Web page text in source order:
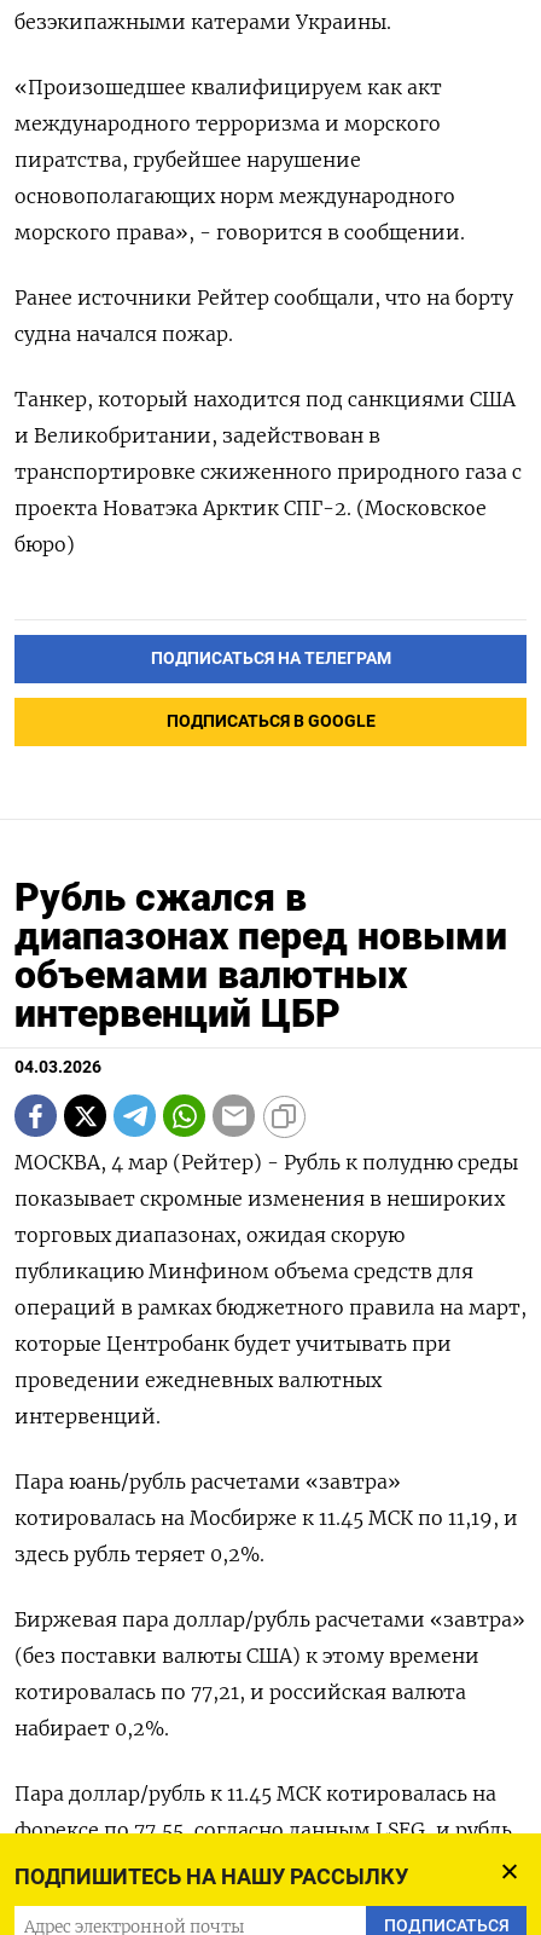
ПОДПИШИТЕСЬ НА НАШУ РАССЫЛКУ
ПОДПИСАТЬСЯ
безэкипажными катерами Украины.
«Произошедшее квалифицируем как ​акт ​
международного терроризма ‌и морского
пиратства, грубейшее ​нарушение
основополагающих норм международного
морского права», - говорится в сообщении.
Ранее источники Рейтер сообщали, что на борту
судна ​начался пожар.
Танкер, ⁠который находится под санкциями США
‌и Великобритании, задействован в
‌транспортировке сжиженного природного газа с ​
проекта Новатэка Арктик ‌СПГ-2. (Московское
бюро)
ПОДПИСАТЬСЯ НА ТЕЛЕГРАМ
ПОДПИСАТЬСЯ В GOOGLE
Рубль сжался в
диапазонах перед новыми
объемами валютных
интервенций ЦБР
04.03.2026
МОСКВА, 4 мар (Рейтер) - Рубль к полудню среды
показывает скромные изменения в нешироких
торговых диапазонах, ожидая скорую
публикацию Минфином объема средств для
операций в рамках бюджетного правила на март,
которые Центробанк будет учитывать при
проведении ежедневных валютных
интервенций.
Пара юань/рубль расчетами «завтра»
котировалась ‌на Мосбирже к 11.45 МСК по 11,19, и
здесь рубль теряет 0,2%.
Биржевая пара доллар/рубль расчетами «завтра»
(без поставки валюты США) к этому времени
котировалась по 77,21, и российская валюта
набирает 0,2%.
Пара доллар/рубль к 11.45 МСК котировалась на
форексе по 77,55, согласно ​данным LSEG, и рубль
дорожает на ​0,1%.